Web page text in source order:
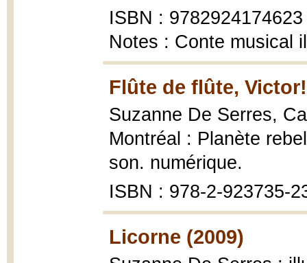
ISBN : 9782924174623
Notes : Conte musical
Flûte de flûte,
Suzanne De Serres,
Montréal : Planète
son. numérique.
ISBN : 978-2-923735-
Licorne (2009)